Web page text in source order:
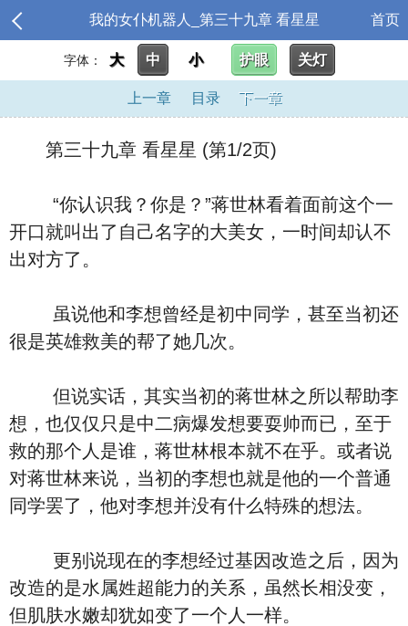
我的女仆机器人_第三十九章 看星星 首页
字体： 大 中 小 护眼 关灯
上一章 目录 下一章
第三十九章 看星星 (第1/2页)
“你认识我？你是？”蒋世林看着面前这个一
开口就叫出了自己名字的大美女，一时间却认不
出对方了。
虽说他和李想曾经是初中同学，甚至当初还
很是英雄救美的帮了她几次。
但说实话，其实当初的蒋世林之所以帮助李
想，也仅仅只是中二病爆发想要耍帅而已，至于
救的那个人是谁，蒋世林根本就不在乎。或者说
对蒋世林来说，当初的李想也就是他的一个普通
同学罢了，他对李想并没有什么特殊的想法。
更别说现在的李想经过基因改造之后，因为
改造的是水属姓超能力的关系，虽然长相没变，
但肌肤水嫩却犹如变了一个人一样。